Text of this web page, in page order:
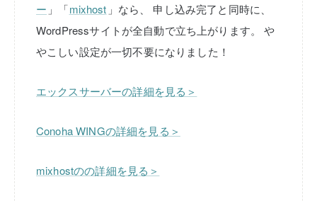
ー 」「mixhost 」なら、
申し込み完了と同時に、
WordPressサイトが全自動で立ち上がります。
や
やこしい設定が一切不要になりました！
エックスサーバーの詳細を見る＞
Conoha WINGの詳細を見る＞
mixhostのの詳細を見る＞